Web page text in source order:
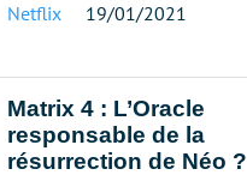
Netflix 19/01/2021
Matrix 4 : L’Oracle
responsable de la
résurrection de Néo ?